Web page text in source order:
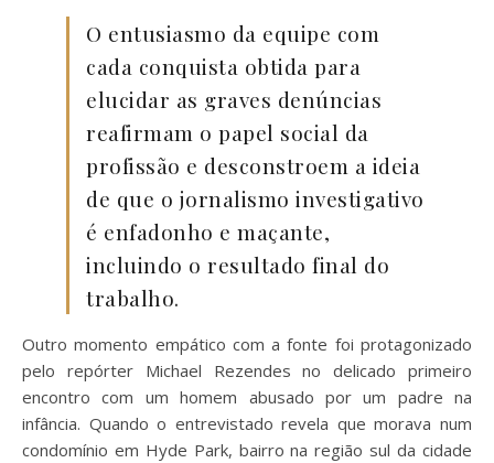
O entusiasmo da equipe com
cada conquista obtida para
elucidar as graves denúncias
reafirmam o papel social da
profissão e desconstroem a ideia
de que o jornalismo investigativo
é enfadonho e maçante,
incluindo o resultado final do
trabalho.
Outro momento empático com a fonte foi protagonizado
pelo repórter Michael Rezendes no delicado primeiro
encontro com um homem abusado por um padre na
infância. Quando o entrevistado revela que morava num
condomínio em Hyde Park, bairro na região sul da cidade